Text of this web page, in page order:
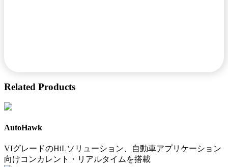
Related Products
AutoHawk
VIグレードのHiLソリューション、自動車アプリケーション
向けコンカレント・リアルタイムを搭載